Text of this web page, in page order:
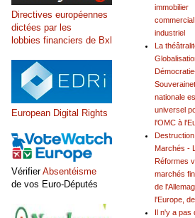
immobilier
industriel
La
nationale
universel
l'OMC à
Marchés -
Réformes
marchés
de
l'Europe,
Il n'y a pas
Directives européennes
dictées par les
lobbies financiers de Bxl
European Digital Rights
VérifierAbsentéisme
de vos Euro-Députés